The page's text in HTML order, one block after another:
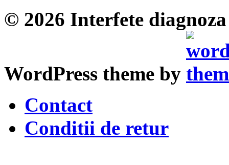
© 2026 Interfete
WordPress theme by
Contact
Conditii de retur